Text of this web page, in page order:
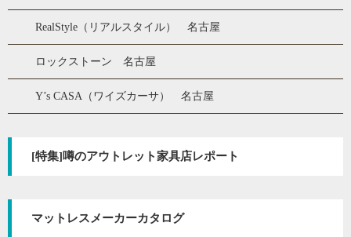
RealStyle（リアルスタイル） 名古屋
ロックストーン 名古屋
Y’s CASA（ワイズカーサ） 名古屋
[特集]噂のアウトレット家具店レポート
マットレスメーカーカタログ